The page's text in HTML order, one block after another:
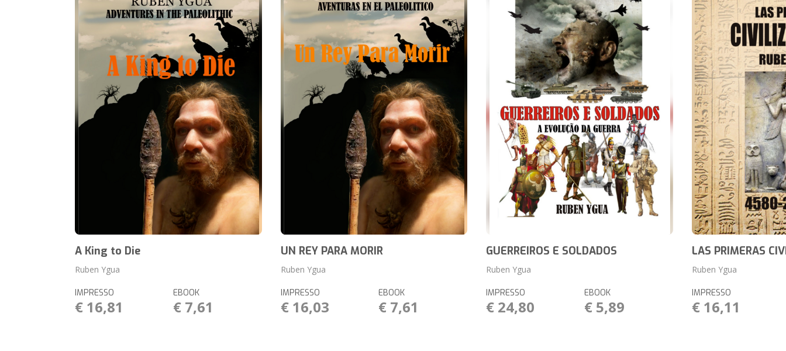
A King to Die
Ruben Ygua
IMPRESSO
€ 16,81
EBOOK
€ 7,61
UN REY PARA MORIR
Ruben Ygua
IMPRESSO
€ 16,03
EBOOK
€ 7,61
GUERREIROS E SOLDADOS
Ruben Ygua
IMPRESSO
€ 24,80
EBOOK
€ 5,89
LAS PRIMERAS
Ruben Ygua
IMPRESSO
€ 16,11